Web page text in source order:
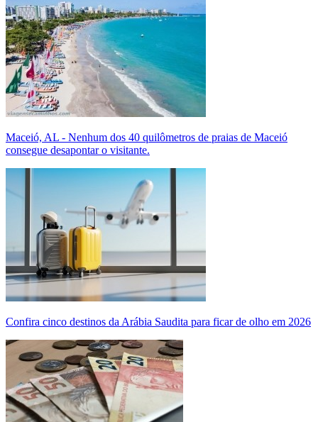
Maceió, AL - Nenhum dos 40 quilômetros de praias de Maceió
consegue desapontar o visitante.
Confira cinco destinos da Arábia Saudita para ficar de olho em 2026